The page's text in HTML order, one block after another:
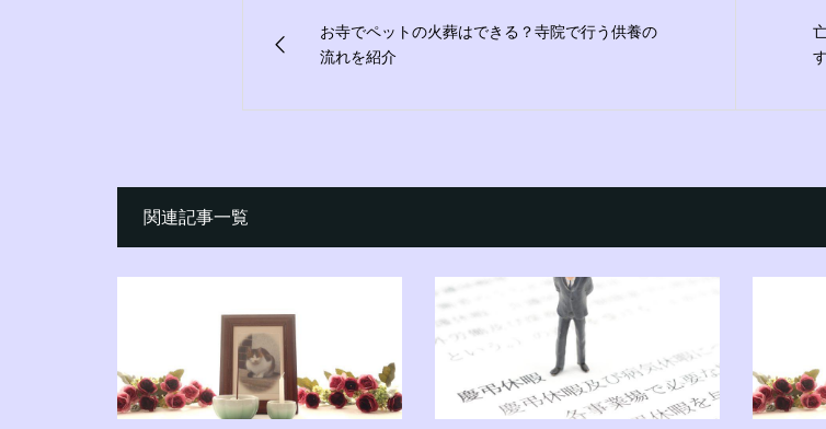
お寺でペットの火葬はできる？寺院で行う供養の
流れを紹介
関連記事一覧